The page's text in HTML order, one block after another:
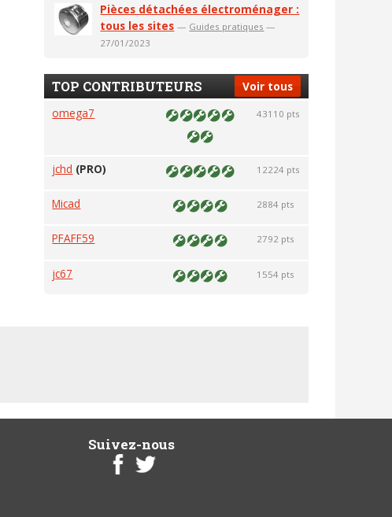
Pièces détachées électroménager :
tous les sites — Guides pratiques —
27/01/2023
Voir tous
TOP CONTRIBUTEURS
omega7 43110 pts
jchd (PRO) 12224 pts
Micad 2884 pts
PFAFF59 2792 pts
jc67 1554 pts
Suivez-nous